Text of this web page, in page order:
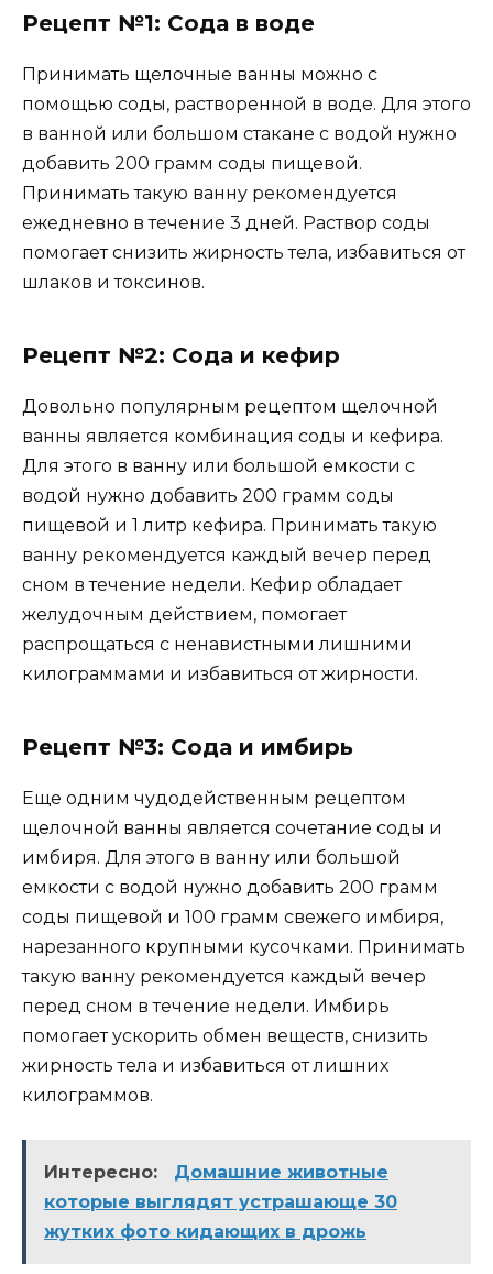
Рецепт №1: Сода в воде
Принимать щелочные ванны можно с
помощью соды, растворенной в воде. Для этого
в ванной или большом стакане с водой нужно
добавить 200 грамм соды пищевой.
Принимать такую ванну рекомендуется
ежедневно в течение 3 дней. Раствор соды
помогает снизить жирность тела, избавиться от
шлаков и токсинов.
Рецепт №2: Сода и кефир
Довольно популярным рецептом щелочной
ванны является комбинация соды и кефира.
Для этого в ванну или большой емкости с
водой нужно добавить 200 грамм соды
пищевой и 1 литр кефира. Принимать такую
ванну рекомендуется каждый вечер перед
сном в течение недели. Кефир обладает
желудочным действием, помогает
распрощаться с ненавистными лишними
килограммами и избавиться от жирности.
Рецепт №3: Сода и имбирь
Еще одним чудодейственным рецептом
щелочной ванны является сочетание соды и
имбиря. Для этого в ванну или большой
емкости с водой нужно добавить 200 грамм
соды пищевой и 100 грамм свежего имбиря,
нарезанного крупными кусочками. Принимать
такую ванну рекомендуется каждый вечер
перед сном в течение недели. Имбирь
помогает ускорить обмен веществ, снизить
жирность тела и избавиться от лишних
килограммов.
Интересно:
Домашние животные
которые выглядят устрашающе 30
жутких фото кидающих в дрожь